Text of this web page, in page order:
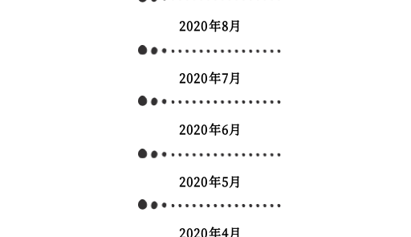
2020年8月
2020年7月
2020年6月
2020年5月
2020年4月